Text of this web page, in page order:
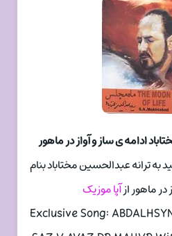
ادامه ی ساز و آواز در ماهور
ترانه عبدالحسین مختاباد بنام
در ماهور ازآپا موزیک
Exclusive Song: